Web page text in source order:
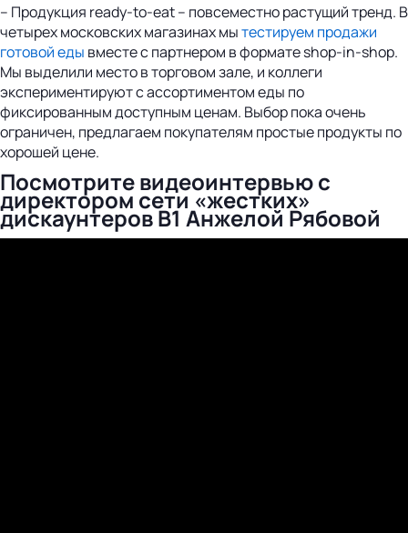
– Продукция ready-to-eat – повсеместно растущий тренд. В
четырех московских магазинах мытестируем продажи
готовой еды вместе с партнером в формате shop-in-shop.
Мы выделили место в торговом зале, и коллеги
экспериментируют с ассортиментом еды по
фиксированным доступным ценам. Выбор пока очень
ограничен, предлагаем покупателям простые продукты по
хорошей цене.
Посмотрите видеоинтервью с
директором сети «жестких»
дискаунтеров В1 Анжелой Рябовой